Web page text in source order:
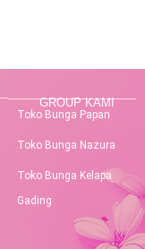
GROUP KAMI
Toko Bunga Papan
Toko Bunga Nazura
Toko Bunga Kelapa
Gading